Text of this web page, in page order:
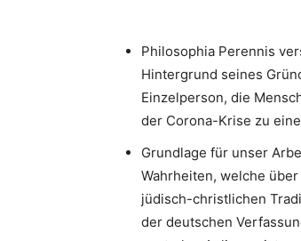
Philosophia Perennis
Hintergrund seines
Einzelperson, die
der Corona-Krise zu
Grundlage für unser
Wahrheiten, welche
jüdisch-christlichen
der deutschen